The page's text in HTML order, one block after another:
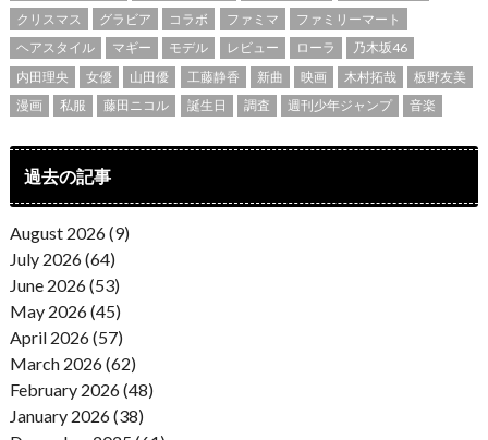
クリスマス
グラビア コラボ ファミマ
ファミリーマート
ヘアスタイル
マギー モデル レビュー ローラ
乃木坂46
内田理央
女優 山田優 工藤静香 新曲 映画 木村拓哉
板野友美
漫画
私服 藤田ニコル 誕生日 調査 週刊少年ジャンプ 音楽
過去の記事
August 2026 (9)
July 2026 (64)
June 2026 (53)
May 2026 (45)
April 2026 (57)
March 2026 (62)
February 2026 (48)
January 2026 (38)